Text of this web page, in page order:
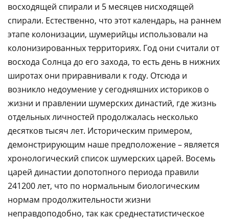
восходящей спирали и 5 месяцев нисходящей
спирали. Естественно, что этот календарь, на раннем
этапе колонизации, шумерийцы использовали на
колонизированных территориях. Год они считали от
восхода Солнца до его захода, то есть день в нижних
широтах они приравнивали к году. Отсюда и
возникло недоумение у сегодняшних историков о
жизни и правлении шумерских династий, где жизнь
отдельных личностей продолжалась несколько
десятков тысяч лет. Историческим примером,
демонстрирующим наше предположение – является
хронологический список шумерских царей. Восемь
царей династии допотопного периода правили
241200 лет, что по нормальным биологическим
нормам продолжительности жизни
неправдоподобно, так как среднестатистическое